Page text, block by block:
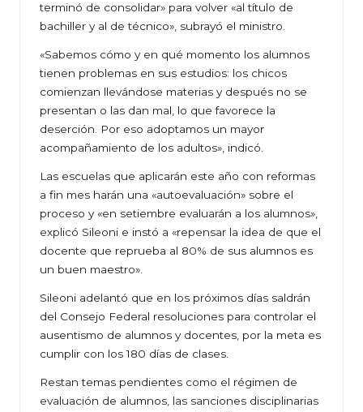
terminó de consolidar» para volver «al título de
bachiller y al de técnico», subrayó el ministro.
«Sabemos cómo y en qué momento los alumnos
tienen problemas en sus estudios: los chicos
comienzan llevándose materias y después no se
presentan o las dan mal, lo que favorece la
deserción. Por eso adoptamos un mayor
acompañamiento de los adultos», indicó.
Las escuelas que aplicarán este año con reformas
a fin mes harán una «autoevaluación» sobre el
proceso y «en setiembre evaluarán a los alumnos»,
explicó Sileoni e instó a «repensar la idea de que el
docente que reprueba al 80% de sus alumnos es
un buen maestro».
Sileoni adelantó que en los próximos días saldrán
del Consejo Federal resoluciones para controlar el
ausentismo de alumnos y docentes, por la meta es
cumplir con los 180 días de clases.
Restan temas pendientes como el régimen de
evaluación de alumnos, las sanciones disciplinarias